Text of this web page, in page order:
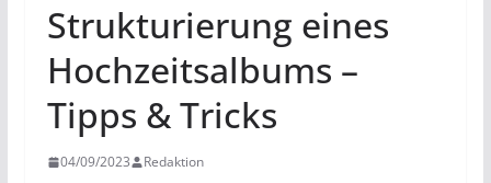
Strukturierung eines
Hochzeitsalbums –
Tipps & Tricks
04/09/2023 Redaktion